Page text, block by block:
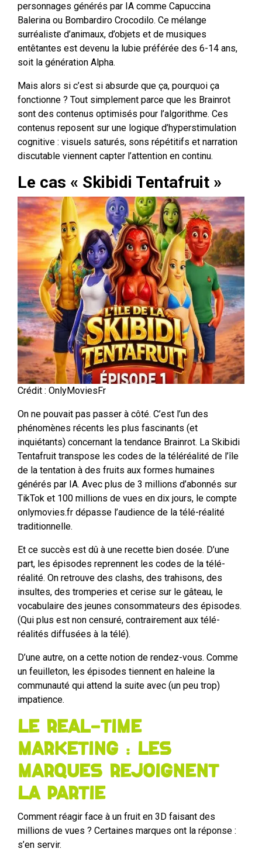
personnages générés par IA comme Capuccina
Balerina ou Bombardiro Crocodilo. Ce mélange
surréaliste d’animaux, d’objets et de musiques
entêtantes est devenu la lubie préférée des 6-14 ans,
soit la génération Alpha.
Mais alors si c’est si absurde que ça, pourquoi ça
fonctionne ? Tout simplement parce que les Brainrot
sont des contenus optimisés pour l’algorithme. Ces
contenus reposent sur une logique d’hyperstimulation
cognitive : visuels saturés, sons répétitifs et narration
discutable viennent capter l’attention en continu.
Le cas « Skibidi Tentafruit »
Crédit : OnlyMoviesFr
On ne pouvait pas passer à côté. C’est l’un des
phénomènes récents les plus fascinants (et
inquiétants) concernant la tendance Brainrot. La Skibidi
Tentafruit transpose les codes de la téléréalité de l’île
de la tentation à des fruits aux formes humaines
générés par IA. Avec plus de 3 millions d’abonnés sur
TikTok et 100 millions de vues en dix jours, le compte
onlymovies.fr dépasse l’audience de la télé-réalité
traditionnelle.
Et ce succès est dû à une recette bien dosée. D’une
part, les épisodes reprennent les codes de la télé-
réalité. On retrouve des clashs, des trahisons, des
insultes, des tromperies et cerise sur le gâteau, le
vocabulaire des jeunes consommateurs des épisodes.
(Qui plus est non censuré, contrairement aux télé-
réalités diffusées à la télé).
D’une autre, on a cette notion de rendez-vous. Comme
un feuilleton, les épisodes tiennent en haleine la
communauté qui attend la suite avec (un peu trop)
impatience.
Le Real-Time
Marketing : Les
marques rejoignent
la partie
Comment réagir face à un fruit en 3D faisant des
millions de vues ? Certaines marques ont la réponse :
s’en servir.